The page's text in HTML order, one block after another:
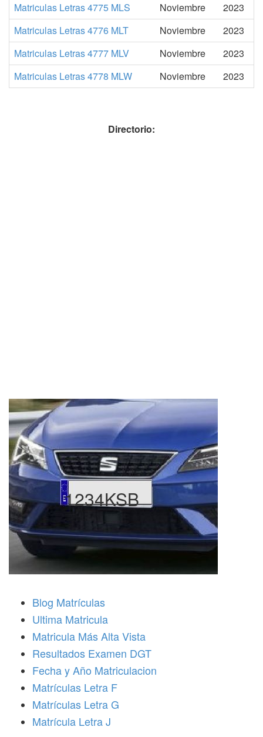
Matriculas Letras 4775 MLS
Noviembre
2023
Matriculas Letras 4776 MLT
Noviembre
2023
Matriculas Letras 4777 MLV
Noviembre
2023
Matriculas Letras 4778 MLW
Noviembre 2023
Directorio:
1234KSB
Blog Matrículas
Ultima Matricula
Matricula Más Alta Vista
Resultados Examen DGT
Fecha y Año Matriculacion
Matrículas Letra F
Matrículas Letra G
Matrícula Letra J